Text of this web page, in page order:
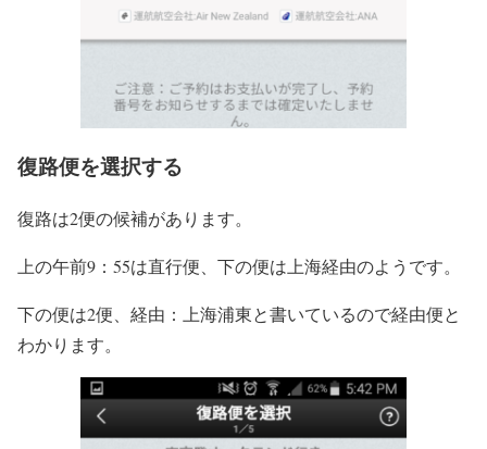
復路便を選択する
復路は2便の候補があります。
上の午前9：55は直行便、下の便は上海経由のようです。
下の便は2便、経由：上海浦東と書いているので経由便と
わかります。